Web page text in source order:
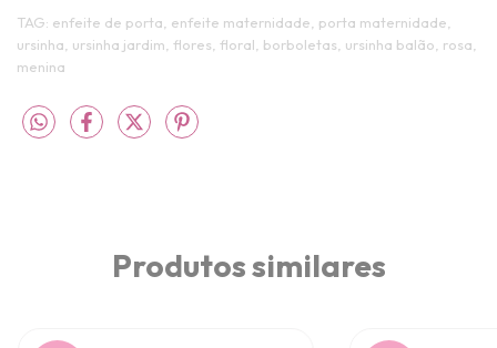
TAG: enfeite de porta, enfeite maternidade, porta maternidade,
ursinha, ursinha jardim, flores, floral, borboletas, ursinha balão, rosa,
menina
Produtos similares